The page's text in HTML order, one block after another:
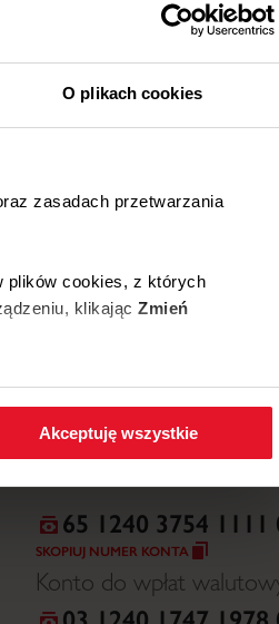
O plikach cookies
zasadach przetwarzania
plików cookies, z których
klikając Zmień
w zakładkęPolityka
Akceptuję wszystkie
18 CZERWCA, 2026
Ośrodek Pomocy
Ostrorogu
Więcej
Wojewódzki Szpital
Specjalistyczny w
Więcej
65 1240 3754 1111
SKOPIUJ NUMER KONTA
Konto do wpłat